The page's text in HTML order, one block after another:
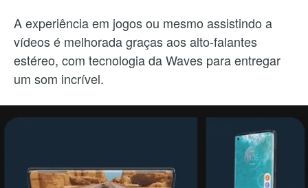
A experiência em jogos ou mesmo assistindo a
vídeos é melhorada graças aos alto-falantes
estéreo, com tecnologia da Waves para entregar
um som incrível.